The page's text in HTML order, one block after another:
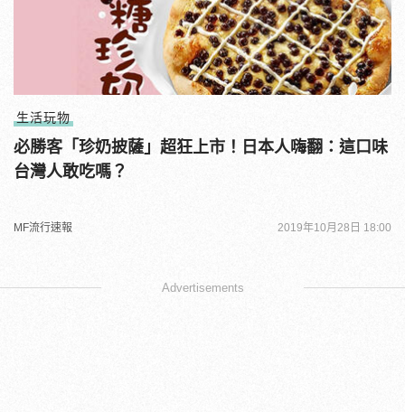
生活玩物
必勝客「珍奶披薩」超狂上市！日本人嗨翻：這口味
台灣人敢吃嗎？
MF流行速報 2019年10月28日 18:00
Advertisements